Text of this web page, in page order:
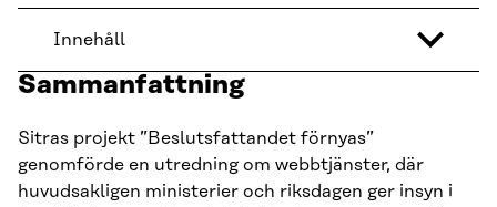
Innehåll
Sammanfattning
Sitras projekt ”Beslutsfattandet förnyas”
genomförde en utredning om webbtjänster, där
huvudsakligen ministerier och riksdagen ger insyn i